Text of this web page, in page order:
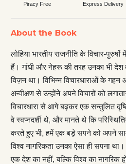
Piracy Free Express Delivery
About the Book
लोहिया भारतीय राजनीति के विचार-
हैं। गांधी और नेहरू की तरह उनका भी देश
विज़न था। विभिन्न विचारधाराओं के
अन्वीक्षण से उन्होंने अपने विचारों को
विचारधारा से आगे बढ़कर एक सन्तुलित
वे स्वप्नदर्शी थे, और मानते थे कि
करते हुए भी, हमें एक बड़े सपने को अपने
विश्व नागरिकता उनका ऐसा ही सपना
एक देश का नहीं, बल्कि विश्व का